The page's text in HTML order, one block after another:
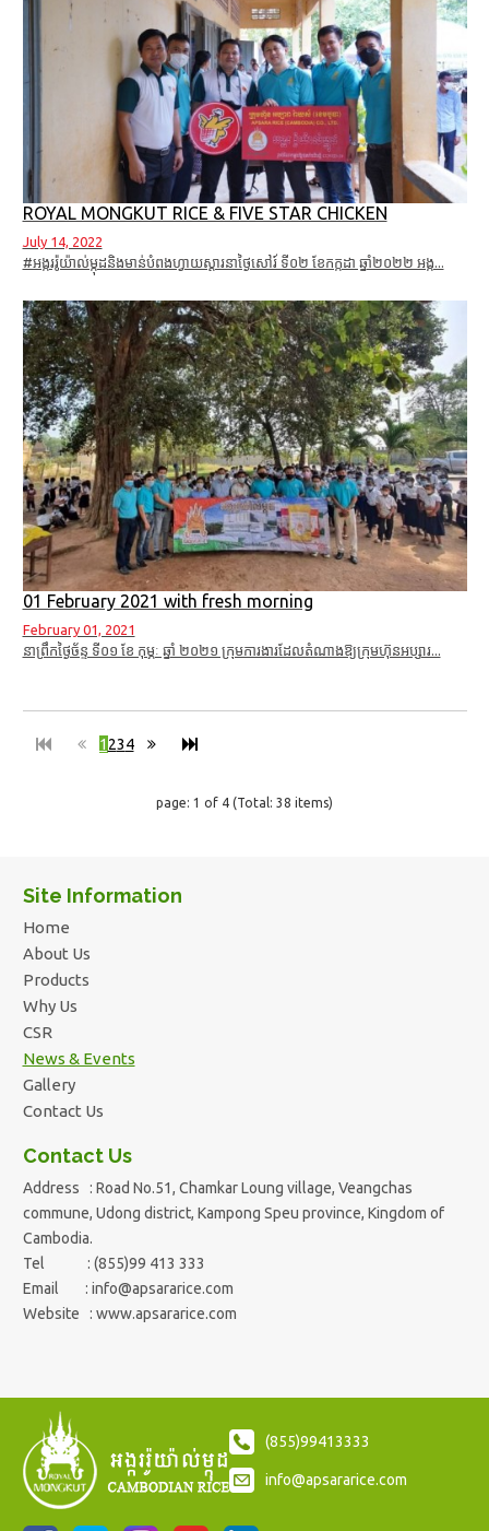
ROYAL MONGKUT RICE & FIVE STAR CHICKEN
July 14, 2022
#អង្កររ៉ូយ៉ាល់ម្កុដនិងមាន់បំពងហ្វាយស្តារនាថ្ងៃសៅរ៍ ទី០២ ខែកក្កដា ឆ្នាំ២០២២​ អង្ក...
01 February 2021 with fresh morning
February 01, 2021
នាព្រឹកថ្ងៃច័ន្ទ ទី០១ ខែ កុម្ភៈ ឆ្នាំ ២០២១ ក្រុមការងារដែលតំណាងឱ្យក្រុមហ៊ុនអប្សារ...
1 234
page: 1 of 4 (Total: 38 items)
Site Information
Home
About Us
Products
Why Us
CSR
News & Events
Gallery
Contact Us
Contact Us
Address : Road No.51, Chamkar Loung village, Veangchas
commune, Udong district, Kampong Speu province, Kingdom of
Cambodia.
Tel : (855)99 413 333
Email : info@apsararice.com
Website : www.apsararice.com
(855)99413333
info@apsararice.com